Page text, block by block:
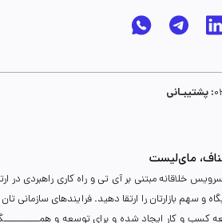
پشتیبـانی :
مای‌لیست
خلاقانه مبتنی بر آی تی و راه کاری راهبردی در
و سهم بازارتان را ارتقا دهید. فرایندهای
و کار ایجاد شده و برای توسعه و